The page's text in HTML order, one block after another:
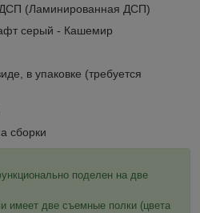
(Ламинированная ДСП)
серый - Кашемир
в упаковке (требуется
сборки
поделен на две
имеет две съемные полки (цвета